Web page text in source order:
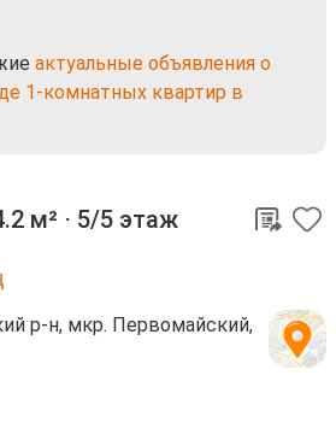
актуальные объявления о
1-комнатных квартир в
м² ⋅ 5/5 этаж
р-н, мкр. Первомайский,